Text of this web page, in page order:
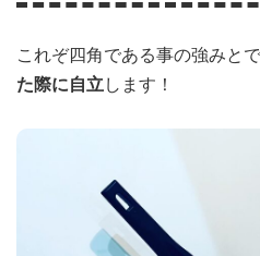
これぞ四角である事の強みと
た際に自立 します！